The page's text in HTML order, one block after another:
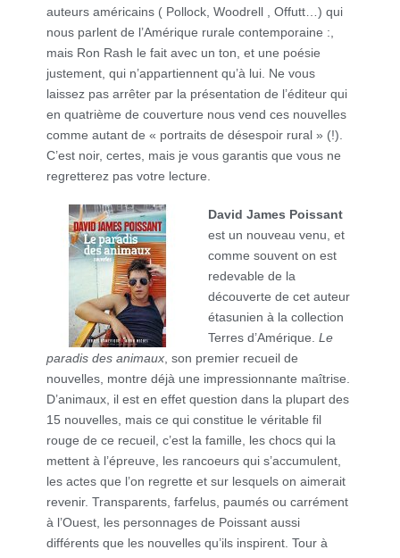
auteurs américains ( Pollock, Woodrell , Offutt…) qui
nous parlent de l’Amérique rurale contemporaine :,
mais Ron Rash le fait avec un ton, et une poésie
justement, qui n’appartiennent qu’à lui. Ne vous
laissez pas arrêter par la présentation de l’éditeur qui
en quatrième de couverture nous vend ces nouvelles
comme autant de « portraits de désespoir rural » (!).
C’est noir, certes, mais je vous garantis que vous ne
regretterez pas votre lecture.
David James Poissant
est un nouveau venu, et
comme souvent on est
redevable de la
découverte de cet auteur
étasunien à la collection
Terres d’Amérique.Le
paradis des animaux, son premier recueil de
nouvelles, montre déjà une impressionnante maîtrise.
D’animaux, il est en effet question dans la plupart des
15 nouvelles, mais ce qui constitue le véritable fil
rouge de ce recueil, c’est la famille, les chocs qui la
mettent à l’épreuve, les rancoeurs qui s’accumulent,
les actes que l’on regrette et sur lesquels on aimerait
revenir. Transparents, farfelus, paumés ou carrément
à l’Ouest, les personnages de Poissant aussi
différents que les nouvelles qu’ils inspirent. Tour à